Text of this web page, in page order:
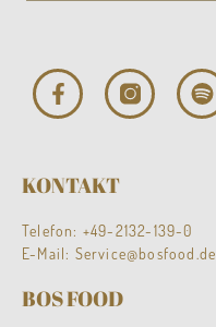
KONTAKT
Telefon: +49-2132-139-0
E-Mail: Service@bosfood.de
BOS FOOD